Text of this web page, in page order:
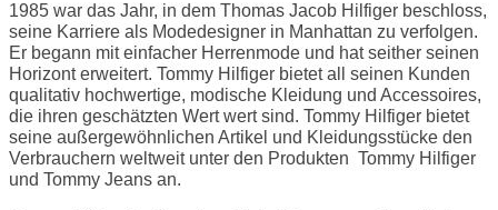
1985 war das Jahr, in dem Thomas Jacob Hilfiger beschloss,
seine Karriere als Modedesigner in Manhattan zu verfolgen.
Er begann mit einfacher Herrenmode und hat seither seinen
Horizont erweitert. Tommy Hilfiger bietet all seinen Kunden
qualitativ hochwertige, modische Kleidung und Accessoires,
die ihren geschätzten Wert wert sind. Tommy Hilfiger bietet
seine außergewöhnlichen Artikel und Kleidungsstücke den
Verbrauchern weltweit unter den Produkten Tommy Hilfiger
und Tommy Jeans an.